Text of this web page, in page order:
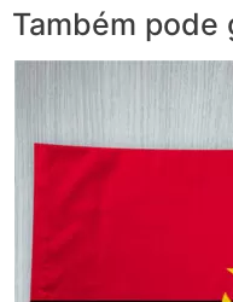
Também pode